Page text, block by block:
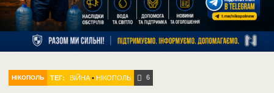
НІКОПОЛЬ ТЕГ: ВІЙНА •НІКОПОЛЬ 6